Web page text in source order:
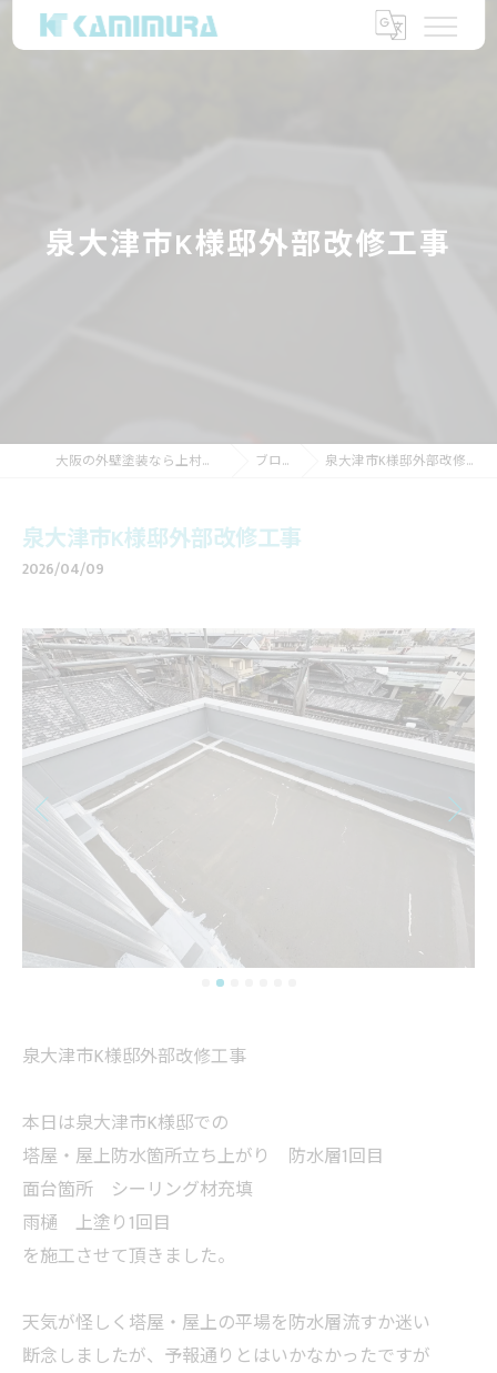
泉大津市K様邸外部改修工事
大阪の外壁塗装なら上村塗装店 ブログ 泉大津市K様邸外部改修工事
泉大津市K様邸外部改修工事
2026/04/09
泉大津市K様邸外部改修工事
本日は泉大津市K様邸での
塔屋・屋上防水箇所立ち上がり 防水層1回目
面台箇所 シーリング材充填
雨樋 上塗り1回目
を施工させて頂きました。
天気が怪しく塔屋・屋上の平場を防水層流すか迷い
断念しましたが、予報通りとはいかなかったですが